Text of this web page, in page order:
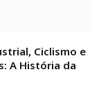
Ciclismo e
A História da